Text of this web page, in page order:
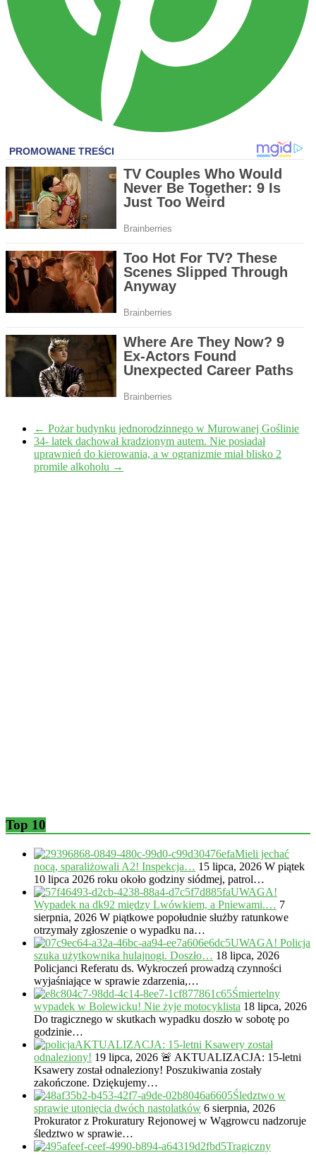
← Pożar budynku jednorodzinnego w Murowanej Goślinie
34- latek dachował kradzionym autem. Nie posiadał
uprawnień do kierowania, a w ogranizmie miał blisko 2
promile alkoholu →
Top 10
Mieli jechać
nocą, sparaliżowali A2! Inspekcja… 15 lipca, 2026 W piątek
10 lipca 2026 roku około godziny siódmej, patrol…
UWAGA!
Wypadek na dk92 między Lwówkiem, a Pniewami.… 7
sierpnia, 2026 W piątkowe popołudnie służby ratunkowe
otrzymały zgłoszenie o wypadku na…
UWAGA! Policja
szuka użytkownika hulajnogi. Doszło… 18 lipca, 2026
Policjanci Referatu ds. Wykroczeń prowadzą czynności
wyjaśniające w sprawie zdarzenia,…
Śmiertelny
wypadek w Bolewicku! Nie żyje motocyklista 18 lipca, 2026
Do tragicznego w skutkach wypadku doszło w sobotę po
godzinie…
AKTUALIZACJA: 15-letni Ksawery został
odnaleziony! 19 lipca, 2026 🚨 AKTUALIZACJA: 15-letni
Ksawery został odnaleziony! Poszukiwania zostały
zakończone. Dziękujemy…
Śledztwo w
sprawie utonięcia dwóch nastolatków 6 sierpnia, 2026
Prokurator z Prokuratury Rejonowej w Wągrowcu nadzoruje
śledztwo w sprawie…
Tragiczny